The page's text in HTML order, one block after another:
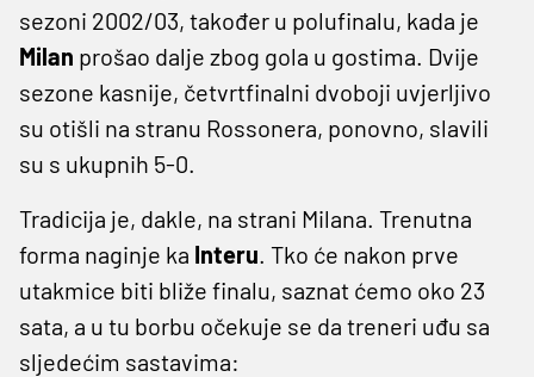
sezoni 2002/03, također u polufinalu, kada je
Milan prošao dalje zbog gola u gostima. Dvije
sezone kasnije, četvrtfinalni dvoboji uvjerljivo
su otišli na stranu Rossonera, ponovno, slavili
su s ukupnih 5-0.
Tradicija je, dakle, na strani Milana. Trenutna
forma naginje ka Interu. Tko će nakon prve
utakmice biti bliže finalu, saznat ćemo oko 23
sata, a u tu borbu očekuje se da treneri uđu sa
sljedećim sastavima: